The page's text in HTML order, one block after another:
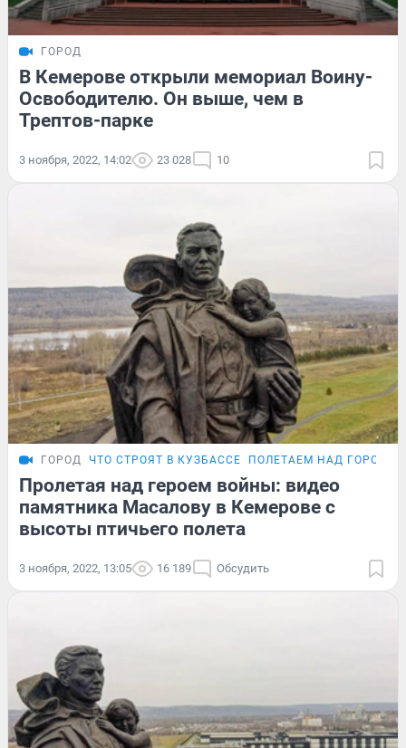
ГОРОД
В Кемерове открыли мемориал Воину-
Освободителю. Он выше, чем в
Трептов-парке
3 ноября, 2022, 14:02 23 028 10
ГОРОД ЧТО СТРОЯТ В КУЗБАССЕ ПОЛЕТАЕМ НАД ГОРОДОМ
Пролетая над героем войны: видео
памятника Масалову в Кемерове с
высоты птичьего полета
3 ноября, 2022, 13:05 16 189 Обсудить